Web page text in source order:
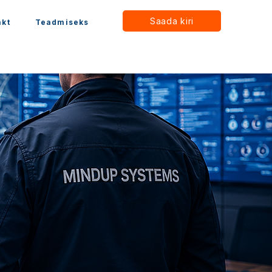
Teadmiseks Saada kiri